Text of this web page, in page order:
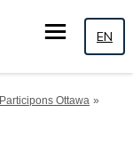
EN
Participons Ottawa